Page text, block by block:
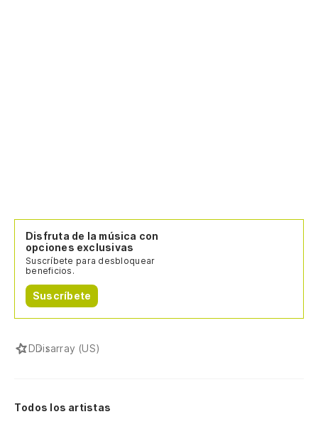
Disfruta de la música con
opciones exclusivas
Suscríbete para desbloquear
beneficios.
Suscríbete
DDisarray (US)
Todos los artistas